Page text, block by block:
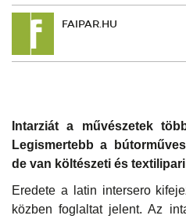
FAIPAR.HU
Intarziát a művészetek
Legismertebb a
de van költészeti és
Eredete a latin intersero
közben foglaltat jelent. Az